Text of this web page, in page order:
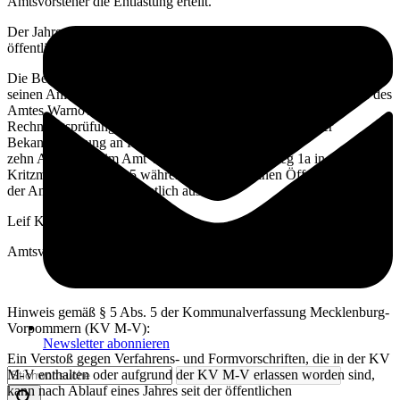
Newsletter abonnieren
Der Jahresabschluss 2019 mit seinen Anlagen wird hiermit
öffentlich bekannt gemacht.
Die Beschlüsse des Amtsausschusses, der Jahresabschluss mit
seinen Anlagen, der Bericht des Rechnungsprüfungsausschusses des
Amtes Warnow-West und der Prüfvermerk des
Rechnungsprüfungsausschusses liegen vom Zeitpunkt der
Bekanntmachung an für
zehn Arbeitstage im Amt Warnow-West, Schulweg 1a in 18198
Kritzmow, Zimmer 2.5 während der allgemeinen Öffnungszeiten
der Amtsverwaltung öffentlich aus.
Leif Kaiser
Amtsvorsteher
Hinweis gemäß § 5 Abs. 5 der Kommunalverfassung Mecklenburg-
Vorpommern (KV M-V):
Ein Verstoß gegen Verfahrens- und Formvorschriften, die in der KV
M-V enthalten oder aufgrund der KV M-V erlassen worden sind,
kann nach Ablauf eines Jahres seit der öffentlichen